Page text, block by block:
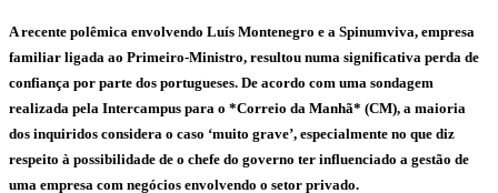
A recente polêmica envolvendo Luís Montenegro e a Spinumviva, empresa
familiar ligada ao Primeiro-Ministro, resultou numa significativa perda de
confiança por parte dos portugueses. De acordo com uma sondagem
realizada pela Intercampus para o *Correio da Manhã* (CM), a maioria
dos inquiridos considera o caso ‘muito grave’, especialmente no que diz
respeito à possibilidade de o chefe do governo ter influenciado a gestão de
uma empresa com negócios envolvendo o setor privado.